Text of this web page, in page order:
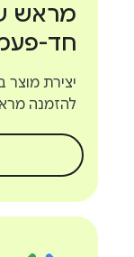
מראש
חד-
יצירת
להזמנה